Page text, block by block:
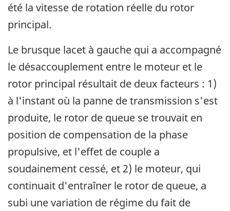
été la vitesse de rotation réelle du rotor
principal.
Le brusque lacet à gauche qui a accompagné
le désaccouplement entre le moteur et le
rotor principal résultait de deux facteurs : 1)
à l'instant où la panne de transmission s'est
produite, le rotor de queue se trouvait en
position de compensation de la phase
propulsive, et l'effet de couple a
soudainement cessé, et 2) le moteur, qui
continuait d'entraîner le rotor de queue, a
subi une variation de régime du fait de